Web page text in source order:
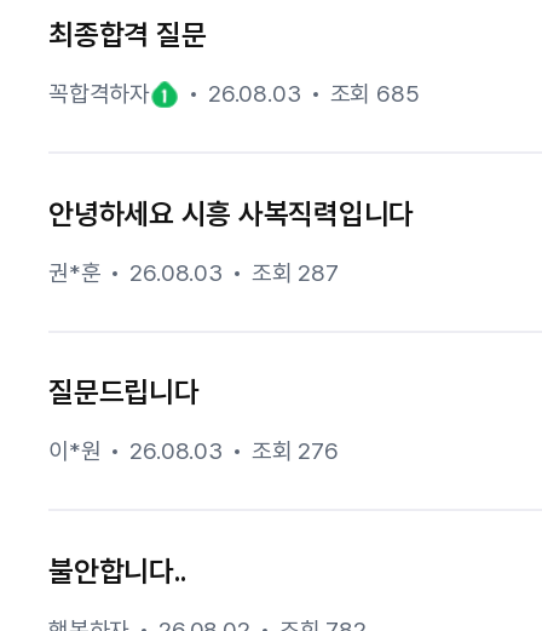
최종합격 질문
꼭합격하자 26.08.03 조회 685
안녕하세요 시흥 사복직력입니다
권*훈 26.08.03 조회 287
질문드립니다
이*원 26.08.03 조회 276
불안합니다..